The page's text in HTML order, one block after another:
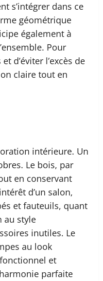
s’intégrer dans ce
géométrique
également à
Pour
d’éviter l’excès de
claire tout en
intérieure. Un
Le bois, par
en conservant
d’un salon,
et fauteuils, quant
au style
inutiles. Le
au look
et
parfaite